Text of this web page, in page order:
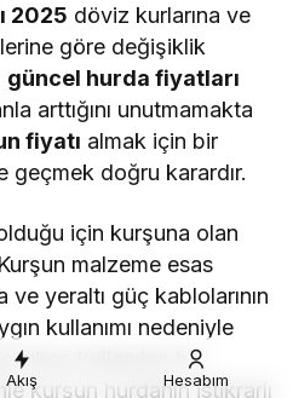
2025 döviz kurlarına ve
göre değişiklik
güncel hurda fiyatları
arttığını unutmamakta
fiyatı almak için bir
geçmek doğru karardır.
için kurşuna olan
malzeme esas
yeraltı güç kablolarının
kullanımı nedeniyle
sıkça kullanılan bir
kurşun hurdanın istikrarlı
Akış Hesabım